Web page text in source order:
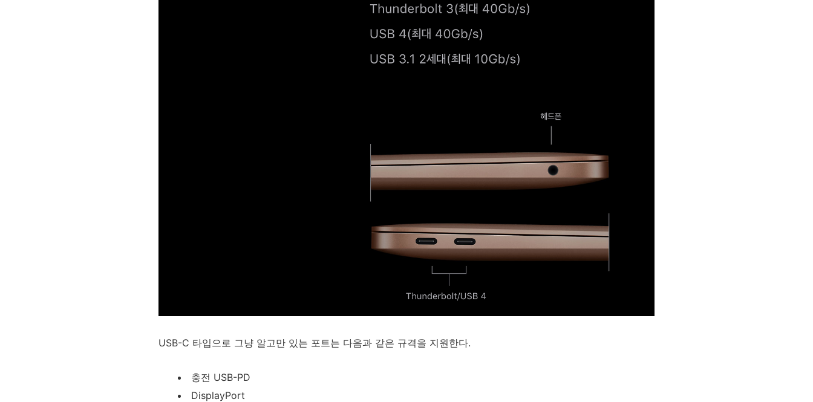
USB-C 타입으로 그냥 알고만 있는 포트는 다음과 같은 규격을 지원한다.
충전 USB-PD
DisplayPort